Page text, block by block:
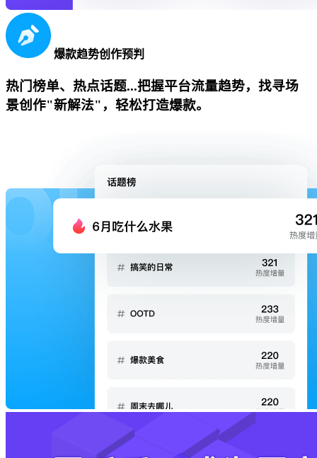
爆款趋势创作预判
热门榜单、热点话题...把握平台流量趋势，找寻场
景创作"新解法"，轻松打造爆款。